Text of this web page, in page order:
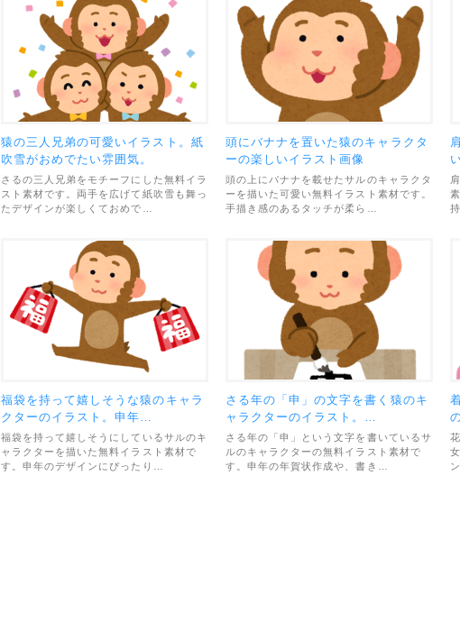
猿の三人兄弟の可愛いイラスト。紙
吹雪がおめでたい雰囲気。
さるの三人兄弟をモチーフにした無料イラ
スト素材です。両手を広げて紙吹雪も舞っ
たデザインが楽しくておめで…
頭にバナナを置いた猿のキャラクタ
ーの楽しいイラスト画像
頭の上にバナナを載せたサルのキャラクタ
ーを描いた可愛い無料イラスト素材です。
手描き感のあるタッチが柔ら…
福袋を持って嬉しそうな猿のキャラ
クターのイラスト。申年…
福袋を持って嬉しそうにしているサルのキ
ャラクターを描いた無料イラスト素材で
す。申年のデザインにぴったり…
さる年の「申」の文字を書く猿のキ
ャラクターのイラスト。…
さる年の「申」という文字を書いているサ
ルのキャラクターの無料イラスト素材で
す。申年の年賀状作成や、書き…